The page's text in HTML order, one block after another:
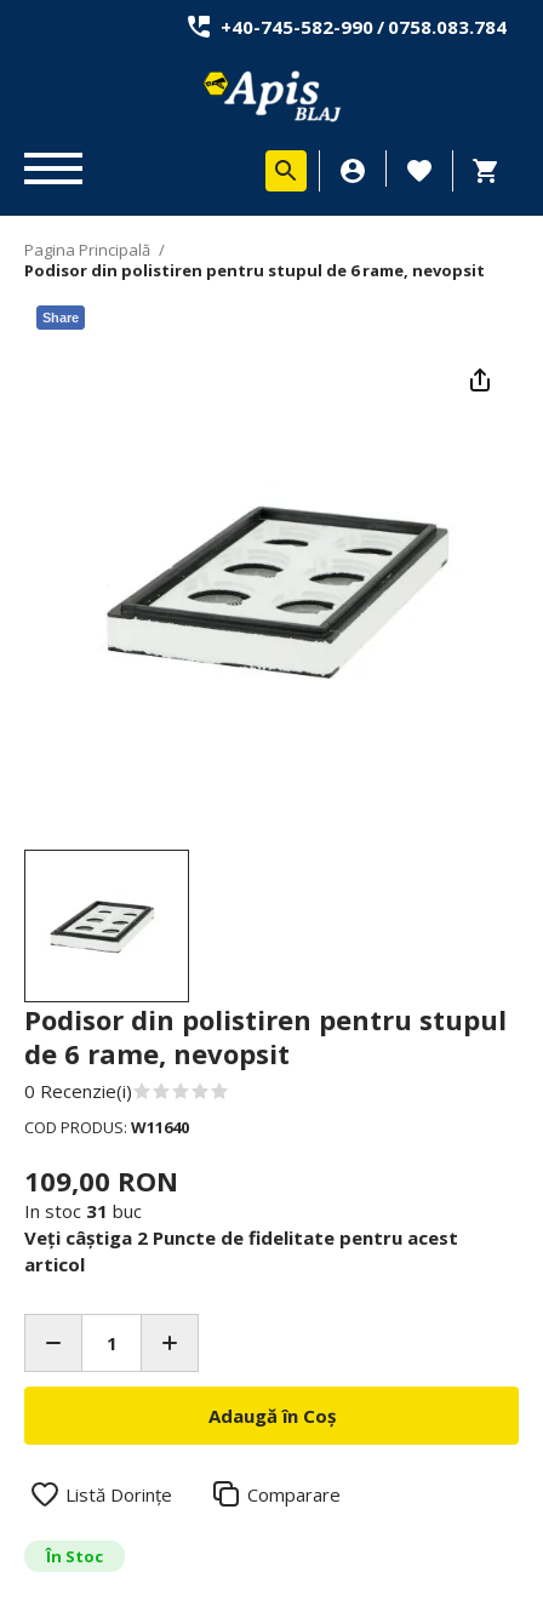
+40-745-582-990/ 0758.083.784
Pagina Principală /
Podisor din polistiren pentru stupul de 6 rame, nevopsit
Share
Podisor din polistiren pentru stupul
de 6 rame, nevopsit
0 Recenzie(i)
COD PRODUS: W11640
109,00 RON
In stoc 31 buc
Veți câștiga 2 Puncte de fidelitate pentru acest
articol
Adaugă în Coș
Listă Dorințe Comparare
În Stoc